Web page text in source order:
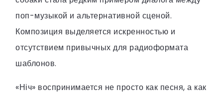
поп-музыкой и альтернативной сценой.
Композиция выделяется искренностью и
отсутствием привычных для радиоформата
шаблонов.
«Ніч» воспринимается не просто как песня, а как